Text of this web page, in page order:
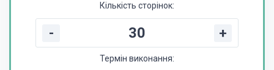
Кількість сторінок:
- +
Термін виконання: